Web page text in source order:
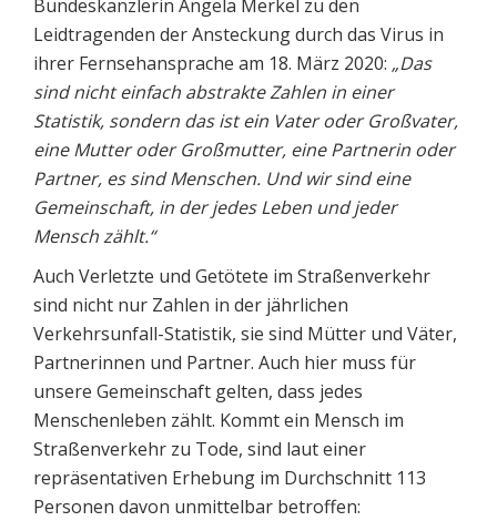
Bundeskanzlerin Angela Merkel zu den
Leidtragenden der Ansteckung durch das Virus in
ihrer Fernsehansprache am 18. März 2020: „Das
sind nicht einfach abstrakte Zahlen in einer
Statistik, sondern das ist ein Vater oder Großvater,
eine Mutter oder Großmutter, eine Partnerin oder
Partner, es sind Menschen. Und wir sind eine
Gemeinschaft, in der jedes Leben und jeder
Mensch zählt.“
Auch Verletzte und Getötete im Straßenverkehr
sind nicht nur Zahlen in der jährlichen
Verkehrsunfall-Statistik, sie sind Mütter und Väter,
Partnerinnen und Partner. Auch hier muss für
unsere Gemeinschaft gelten, dass jedes
Menschenleben zählt. Kommt ein Mensch im
Straßenverkehr zu Tode, sind laut einer
repräsentativen Erhebung im Durchschnitt 113
Personen davon unmittelbar betroffen: